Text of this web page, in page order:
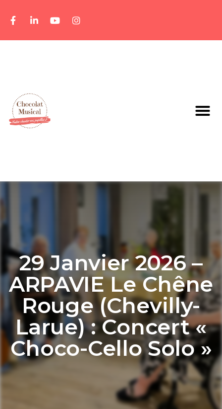
29 Janvier 2026 –
ARPAVIE Le Chêne
Rouge (Chevilly-
Larue) : Concert «
Choco-Cello Solo »